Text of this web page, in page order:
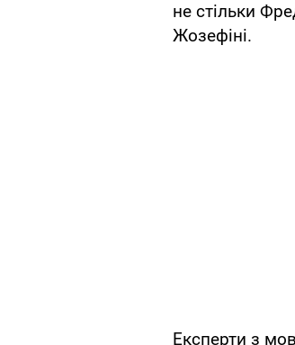
не стільки
Жозефіні.
Експерти з